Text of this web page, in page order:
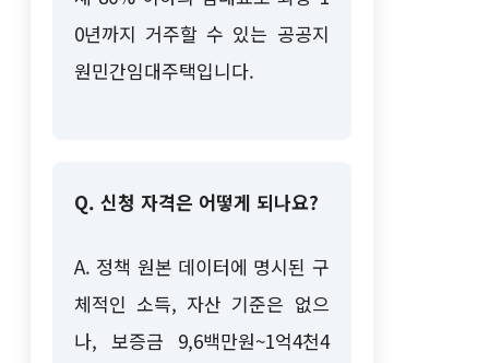
0년까지 거주할 수 있는 공공지
원민간임대주택입니다.
Q. 신청 자격은 어떻게 되나요?
A. 정책 원본 데이터에 명시된 구
체적인 소득, 자산 기준은 없으
나, 보증금 9,6백만원~1억4천4